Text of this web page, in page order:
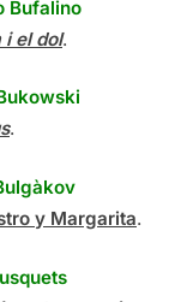
Bufalino
i el dol.
.
y Margarita.